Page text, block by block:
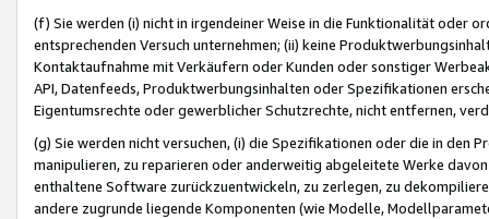
(f) Sie werden (i) nicht in irgendeiner Weise in die Funktionalität oder
entsprechenden Versuch unternehmen; (ii) keine
Kontaktaufnahme mit Verkäufern oder Kunden oder sonstiger
API, Datenfeeds, Produktwerbungsinhalten oder Spezifikationen
Eigentumsrechte oder gewerblicher Schutzrechte, nicht entfernen,
(g) Sie werden nicht versuchen, (i) die Spezifikationen oder die in
manipulieren, zu reparieren oder anderweitig abgeleitete Werke
enthaltene Software zurückzuentwickeln, zu zerlegen, zu
andere zugrunde liegende Komponenten (wie Modelle,